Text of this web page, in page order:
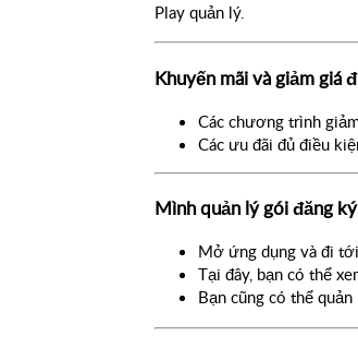
Play quản lý.
Khuyến mãi và giảm giá
Các chương trình
Các ưu đãi đủ điều
Mình quản lý gói đăng
Mở ứng dụng và đi tới
Tại đây, bạn có thể
Bạn cũng có thể